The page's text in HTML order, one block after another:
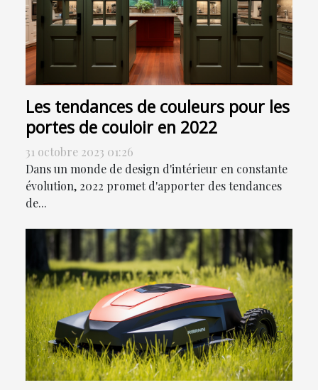
Les tendances de couleurs pour les
portes de couloir en 2022
31 octobre 2023 01:26
Dans un monde de design d'intérieur en constante
évolution, 2022 promet d'apporter des tendances
de...